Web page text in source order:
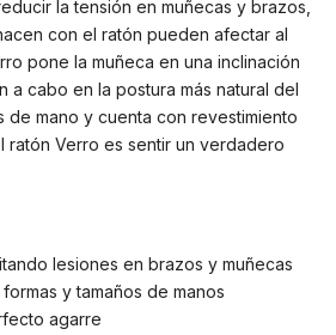
la tensión en muñecas y brazos,
con el ratón pueden afectar al
pone la muñeca en una inclinación
a cabo en la postura más natural del
de mano y cuenta con revestimiento
Verro es sentir un verdadero
lesiones en brazos y muñecas
y tamaños de manos
agarre